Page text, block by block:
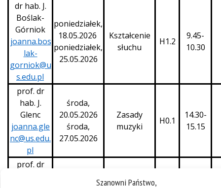
Szanowni Państwo,
dr hab. J.
Boślak-
Górniok
joanna.bos
lak-
gorniok@u
s.edu.pl
poniedziałek,
18.05.2026
poniedziałek,
25.05.2026
Kształcenie
słuchu
H1.2
9.45-
10.30
prof. dr
hab. J.
Glenc
joanna.gle
nc@us.edu.
pl
środa,
20.05.2026
środa,
27.05.2026
Zasady
muzyki
H0.1
14.30-
15.15
prof. dr